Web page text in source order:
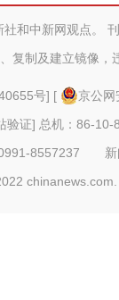
和中新网观点。
复制及建立镜像，
号] [
京公
验证] 总机：86-10-
8557237